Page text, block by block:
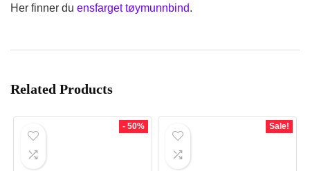
Her finner du ensfarget tøymunnbind.
Related Products
- 50% Sale!